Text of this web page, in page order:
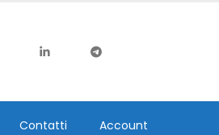
Contatti Account